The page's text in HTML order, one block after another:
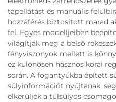
tápellátást és manuális
hozzáférés biztosított marad
fel. Egyes modelljeiben
világítják meg a belső
fényviszonyok mellett is
ez különösen hasznos korai
során. A fogantyúkba épített
súlyinformációt nyújtanak,
elkerüljék a túlsúlyos